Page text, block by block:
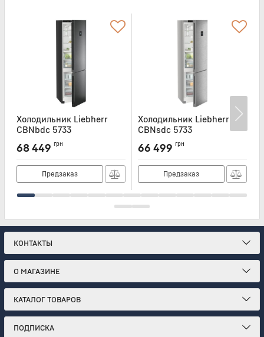
Холодильник Liebherr
CBNbdc 5733
CBNBDC5733
68 449 грн
Предзаказ
Холодильник Liebherr
CBNsdc 5733
CBNSDC5733
66 499 грн
Предзаказ
КОНТАКТЫ
О МАГАЗИНЕ
КАТАЛОГ ТОВАРОВ
ПОДПИСКА